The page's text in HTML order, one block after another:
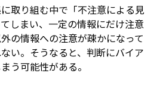
取り組む中で「不注意による見
しまい、一定の情報にだけ注意
の情報への注意が疎かになって
い。そうなると、判断にバイア
う可能性がある。